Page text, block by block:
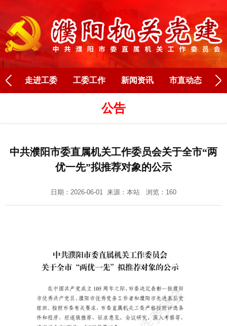
走进工委 工委工作 新闻资讯 市直动态 人
公告
中共濮阳市委直属机关工作委员会关于全市“两
优一先”拟推荐对象的公示
日期：2026-06-01 来源： 本站 浏览：160